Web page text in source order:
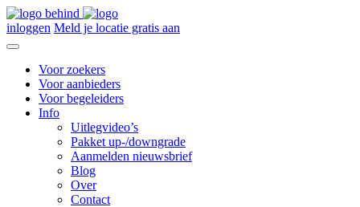
inloggen Meld je locatie gratis aan
Voor zoekers
Voor aanbieders
Voor begeleiders
Info
Uitlegvideo’s
Pakket up-/downgrade
Aanmelden nieuwsbrief
Blog
Over
Contact